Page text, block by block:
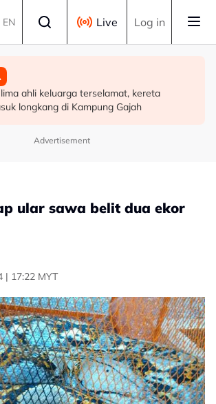
EN Live Log in
Jerebu Kebangsaan diaktifkan
di Sarawak catat IPU tidak sihat
ahli keluarga terselamat, kereta
longkang di Kampung Gajah
Advertisement
ular sawa belit dua ekor
| 17:22 MYT